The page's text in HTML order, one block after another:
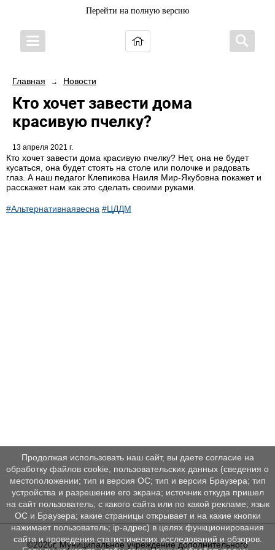
Перейти на полную версию
Главная → Новости
Кто хочет завести дома
красивую пчелку?
13 апреля 2021 г.
Кто хочет завести дома красивую пчелку? Нет, она не будет
кусаться, она будет стоять на столе или полочке и радовать
глаз. А наш педагог Клепикова Наиля Мир-Якубовна покажет и
расскажет нам как это сделать своими руками.
#Альтернативнаявесна #ЦДДМ
©2020г, Муниципальное учреждение дополнительного
Продолжая использовать наш сайт, вы даете согласие на
обработку файлов cookie, пользовательских данных (сведения о
местоположении; тип и версия ОС; тип и версия Браузера; тип
устройства и разрешение его экрана; источник откуда пришел
на сайт пользователь; с какого сайта или по какой рекламе; язык
ОС и Браузера; какие страницы открывает и на какие кнопки
нажимает пользователь; ip-адрес) в целях функционирования
сайта и проведения статистических исследований и обзоров.